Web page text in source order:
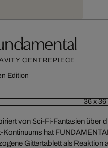
CENTREPIECE
Edition
36 x 36
von Sci-Fi-Fantasien über
Kontinuums hat
Gittertablett als Reaktion